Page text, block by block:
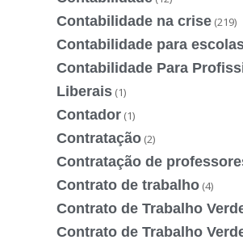
Contabilidade na crise (219)
Contabilidade para
Contabilidade Para
Liberais (1)
Contador (1)
Contratação (2)
Contratação de
Contrato de trabalho (4)
Contrato de Trabalho
Contrato de Trabalho